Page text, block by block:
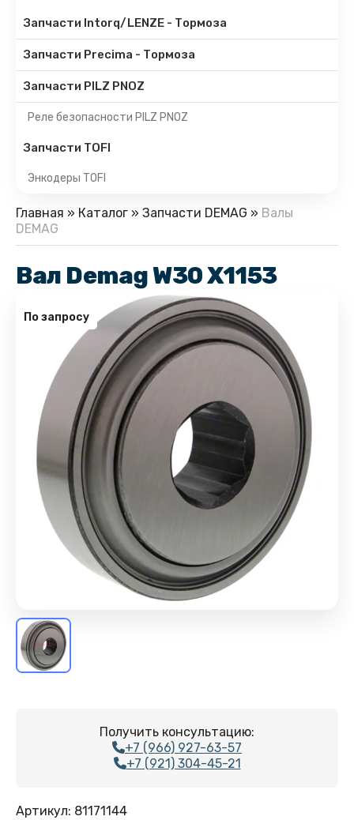
Запчасти Intorq/LENZE - Тормоза
Запчасти Precima - Тормоза
Запчасти PILZ PNOZ
Реле безопасности PILZ PNOZ
Запчасти TOFI
Энкодеры TOFI
Главная » Каталог » Запчасти DEMAG » Валы
DEMAG
Вал Demag W30 X1153
По запросу
Получить консультацию:
+7 (966) 927-63-57
+7 (921) 304-45-21
Артикул: 81171144